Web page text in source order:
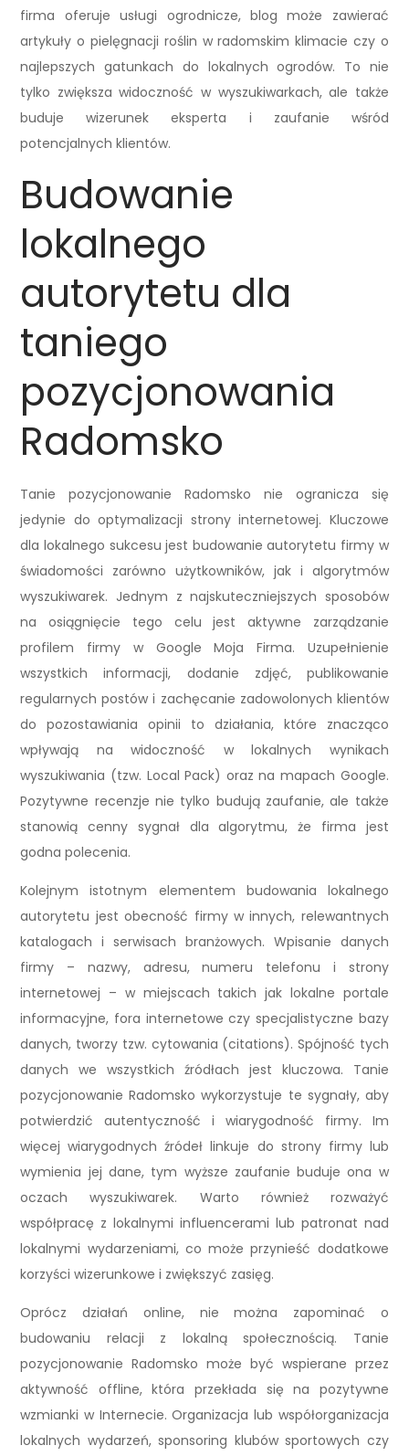
firma oferuje usługi ogrodnicze, blog może zawierać
artykuły o pielęgnacji roślin w radomskim klimacie czy o
najlepszych gatunkach do lokalnych ogrodów. To nie
tylko zwiększa widoczność w wyszukiwarkach, ale także
buduje wizerunek eksperta i zaufanie wśród
potencjalnych klientów.
Budowanie
lokalnego
autorytetu dla
taniego
pozycjonowania
Radomsko
Tanie pozycjonowanie Radomsko nie ogranicza się
jedynie do optymalizacji strony internetowej. Kluczowe
dla lokalnego sukcesu jest budowanie autorytetu firmy w
świadomości zarówno użytkowników, jak i algorytmów
wyszukiwarek. Jednym z najskuteczniejszych sposobów
na osiągnięcie tego celu jest aktywne zarządzanie
profilem firmy w Google Moja Firma. Uzupełnienie
wszystkich informacji, dodanie zdjęć, publikowanie
regularnych postów i zachęcanie zadowolonych klientów
do pozostawiania opinii to działania, które znacząco
wpływają na widoczność w lokalnych wynikach
wyszukiwania (tzw. Local Pack) oraz na mapach Google.
Pozytywne recenzje nie tylko budują zaufanie, ale także
stanowią cenny sygnał dla algorytmu, że firma jest
godna polecenia.
Kolejnym istotnym elementem budowania lokalnego
autorytetu jest obecność firmy w innych, relewantnych
katalogach i serwisach branżowych. Wpisanie danych
firmy – nazwy, adresu, numeru telefonu i strony
internetowej – w miejscach takich jak lokalne portale
informacyjne, fora internetowe czy specjalistyczne bazy
danych, tworzy tzw. cytowania (citations). Spójność tych
danych we wszystkich źródłach jest kluczowa. Tanie
pozycjonowanie Radomsko wykorzystuje te sygnały, aby
potwierdzić autentyczność i wiarygodność firmy. Im
więcej wiarygodnych źródeł linkuje do strony firmy lub
wymienia jej dane, tym wyższe zaufanie buduje ona w
oczach wyszukiwarek. Warto również rozważyć
współpracę z lokalnymi influencerami lub patronat nad
lokalnymi wydarzeniami, co może przynieść dodatkowe
korzyści wizerunkowe i zwiększyć zasięg.
Oprócz działań online, nie można zapominać o
budowaniu relacji z lokalną społecznością. Tanie
pozycjonowanie Radomsko może być wspierane przez
aktywność offline, która przekłada się na pozytywne
wzmianki w Internecie. Organizacja lub współorganizacja
lokalnych wydarzeń, sponsoring klubów sportowych czy